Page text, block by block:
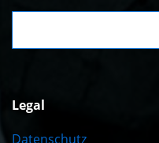
Suche:
Legal
Datenschutz